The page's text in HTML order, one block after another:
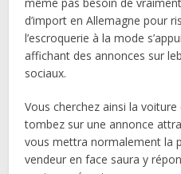
d’import en Allemagne pour
l’escroquerie à la mode
affichant des annonces sur
sociaux.
Vous cherchez ainsi la
tombez sur une annonce
vous mettra normalement la
vendeur en face saura y